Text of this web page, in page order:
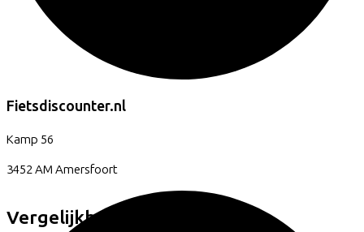
Fietsdiscounter.nl
Kamp 56
3452 AM Amersfoort
Vergelijkbare fietsen